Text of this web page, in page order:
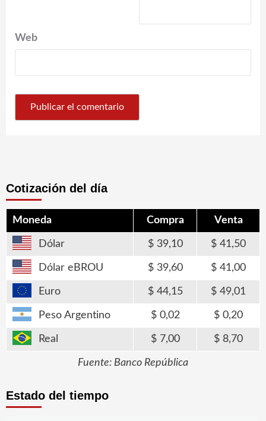
Web
Cotización del día
Moneda Compra Venta
Dólar 39,10 41,50
Dólar eBROU 39,60 41,00
Euro 44,15 49,01
Peso Argentino 0,02 0,20
Real 7,00 8,70
Fuente: Banco República
Estado del tiempo